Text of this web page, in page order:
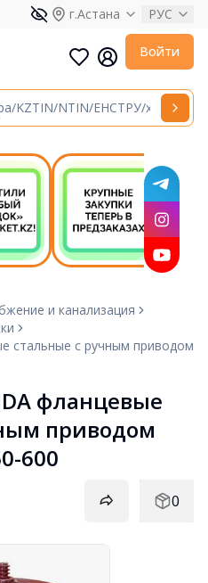
г.Астана РУС
Войти
и канализация
стальные с ручным приводом
фланцевые
приводом
600
0